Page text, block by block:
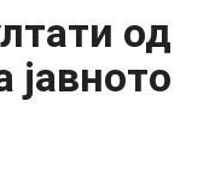
од
јавното